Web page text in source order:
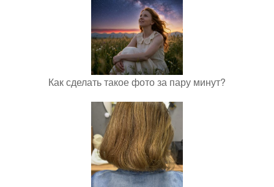
Как сделать такое фото за пару минут?